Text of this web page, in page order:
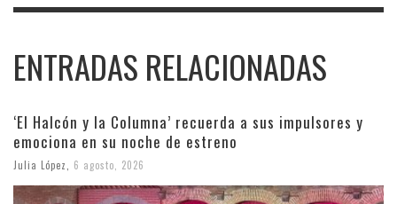
ENTRADAS RELACIONADAS
‘El Halcón y la Columna’ recuerda a sus impulsores y
emociona en su noche de estreno
Julia López 6 agosto, 2026